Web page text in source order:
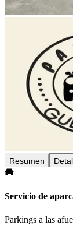
Resumen
Servicio de
Parkings a las